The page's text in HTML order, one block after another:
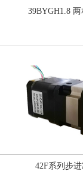
39BYGH1.8
42F系列步